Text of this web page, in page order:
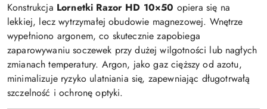
Konstrukcja Lornetki Razor HD 10×50 opiera się na
lekkiej, lecz wytrzymałej obudowie magnezowej. Wnętrze
wypełniono argonem, co skutecznie zapobiega
zaparowywaniu soczewek przy dużej wilgotności lub nagłych
zmianach temperatury. Argon, jako gaz cięższy od azotu,
minimalizuje ryzyko ulatniania się, zapewniając długotrwałą
szczelność i ochronę optyki.